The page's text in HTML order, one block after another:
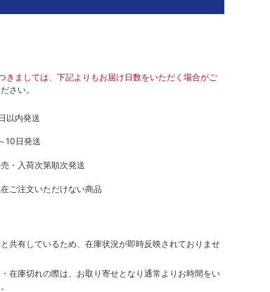
きましては、下記よりもお届け日数をいただく場合がご
さい。
以内発送
10日発送
・入荷次第順次発送
ご注文いただけない商品
共有しているため、在庫状況が即時反映されておりませ
在庫切れの際は、お取り寄せとなり通常よりお時間をい